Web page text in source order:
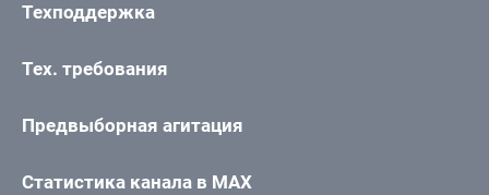
Техподдержка
Тех. требования
Предвыборная агитация
Статистика канала в MAX